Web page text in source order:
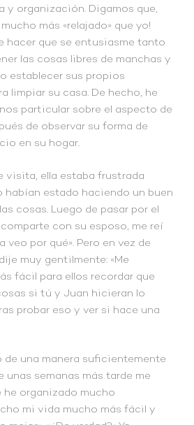
y organización. Digamos que,
más «relajado» que yo!
hacer que se entusiasme tanto
las cosas libres de manchas y
establecer sus propios
limpiar su casa. De hecho, he
particular sobre el aspecto de
de observar su forma de
en su hogar.
visita, ella estaba frustrada
habían estado haciendo un buen
cosas. Luego de pasar por el
con su esposo, me reí
veo por qué». Pero en vez de
muy gentilmente: «Me
fácil para ellos recordar que
si tú y Juan hicieran lo
probar eso y ver si hace una
de una manera suficientemente
semanas más tarde me
he organizado mucho
mi vida mucho más fácil y